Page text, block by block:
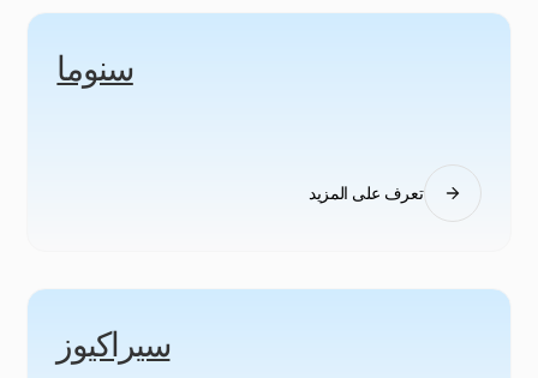
سنوما
تعرف على المزيد
سيراكيوز